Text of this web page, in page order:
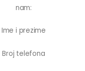
nam:
Ime i prezime
Broj telefona